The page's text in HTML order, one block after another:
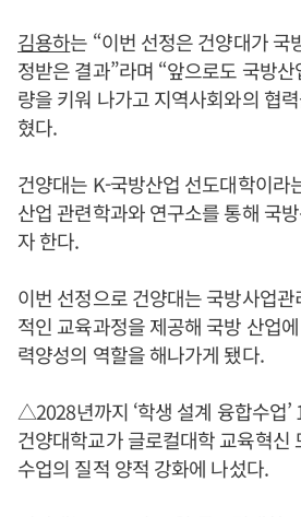
김용하는 “이번 선정은 건양대가 국
정받은 결과”라며 “앞으로도 국방
량을 키워 나가고 지역사회와의 협
혔다.
건양대는 K-국방산업 선도대학이라
산업 관련학과와 연구소를 통해 국
자 한다.
이번 선정으로 건양대는 국방사업
적인 교육과정을 제공해 국방 산업
력양성의 역할을 해나가게 됐다.
△2028년까지 ‘학생 설계 융합수업’
건양대학교가 글로컬대학 교육혁신
수업의 질적 양적 강화에 나섰다.